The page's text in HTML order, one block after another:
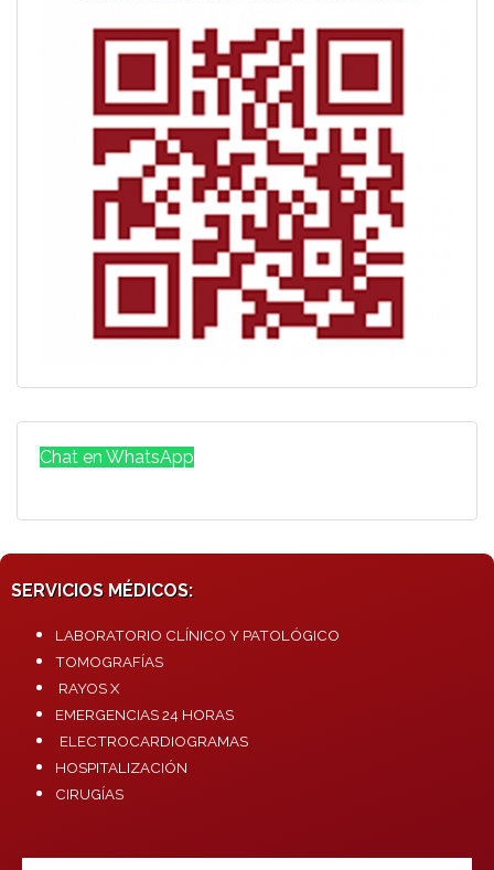
Chat en WhatsApp
SERVICIOS MÉDICOS:
LABORATORIO CLÍNICO Y PATOLÓGICO
TOMOGRAFÍAS
RAYOS X
EMERGENCIAS 24 HORAS
ELECTROCARDIOGRAMAS
HOSPITALIZACIÓN
CIRUGÍAS